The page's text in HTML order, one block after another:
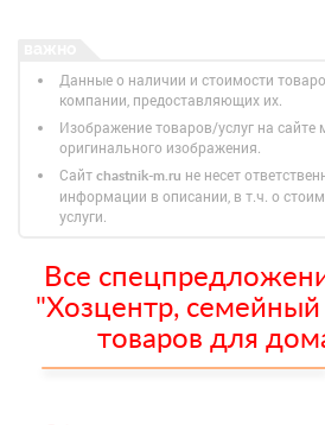
Данные о наличии и стоимости
компании, предоставляющих их.
Изображение товаров/услуг на сайте
оригинального изображения.
Сайт chastnik-m.ru не несет
информации в описании, в т.ч. о
услуги.
Все
"Хозцентр, семейный
товаров для